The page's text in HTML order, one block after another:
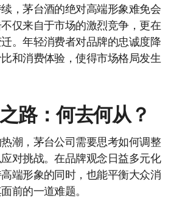
，茅台酒的绝对高端形象难免会
仅来自于市场的激烈竞争，更在
。年轻消费者对品牌的忠诚度降
和消费体验，使得市场格局发生
路：何去何从？
潮，茅台公司需要思考如何调整
对挑战。在品牌观念日益多元化
端形象的同时，也能平衡大众消
前的一道难题。